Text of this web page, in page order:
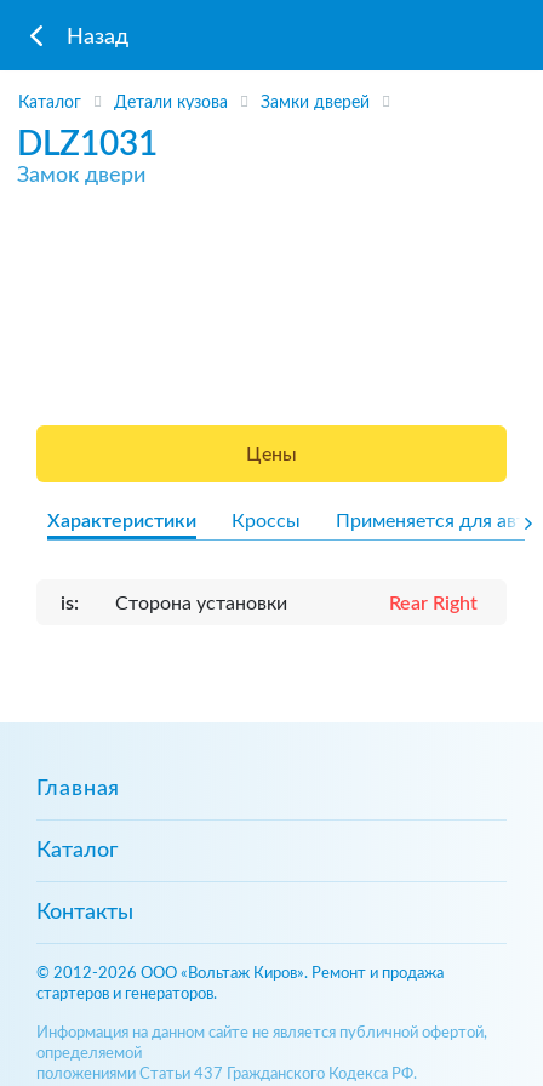
Назад
Каталог Детали кузова Замки дверей
DLZ1031
Замок двери
Цены
Характеристики Кроссы Применяется для авто
is: Сторона установки Rear Right
Главная
Каталог
Контакты
© 2012-2026 ООО «Вольтаж Киров». Ремонт и продажа
стартеров и генераторов.
Информация на данном сайте не является публичной офертой,
определяемой
положениями Статьи 437 Гражданского Кодекса РФ.